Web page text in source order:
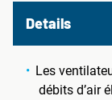
Details
Les
débits d’air